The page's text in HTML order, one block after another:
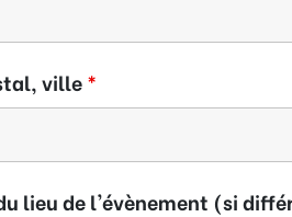
ville*
lieu de l'évènement (si